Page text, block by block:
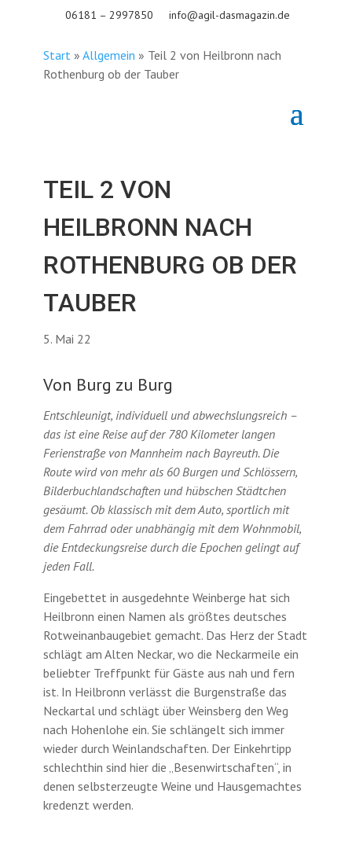
06181 – 2997850 info@agil-dasmagazin.de
Start» Allgemein » Teil 2 von Heilbronn nach
Rothenburg ob der Tauber
TEIL 2 VON
HEILBRONN NACH
ROTHENBURG OB DER
TAUBER
5. Mai 22
Von Burg zu Burg
Entschleunigt, individuell und abwechslungsreich –
das ist eine Reise auf der 780 Kilometer langen
Ferienstraße von Mannheim nach Bayreuth. Die
Route wird von mehr als 60 Burgen und Schlössern,
Bilderbuchlandschaften und hübschen Städtchen
gesäumt. Ob klassisch mit dem Auto, sportlich mit
dem Fahrrad oder unabhängig mit dem Wohnmobil,
die Entdeckungsreise durch die Epochen gelingt auf
jeden Fall.
Eingebettet in ausgedehnte Weinberge hat sich
Heilbronn einen Namen als größtes deutsches
Rotweinanbaugebiet gemacht. Das Herz der Stadt
schlägt am Alten Neckar, wo die Neckarmeile ein
beliebter Treffpunkt für Gäste aus nah und fern
ist. In Heilbronn verlässt die Burgenstraße das
Neckartal und schlägt über Weinsberg den Weg
nach Hohenlohe ein. Sie schlängelt sich immer
wieder durch Weinlandschaften. Der Einkehrtipp
schlechthin sind hier die „Besenwirtschaften“, in
denen selbsterzeugte Weine und Hausgemachtes
kredenzt werden.